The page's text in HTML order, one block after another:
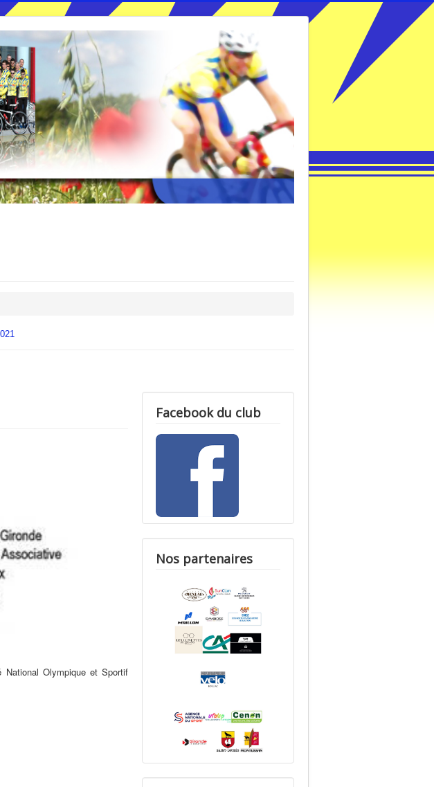
National Olympique et Sportif
Facebook du club
Nos partenaires